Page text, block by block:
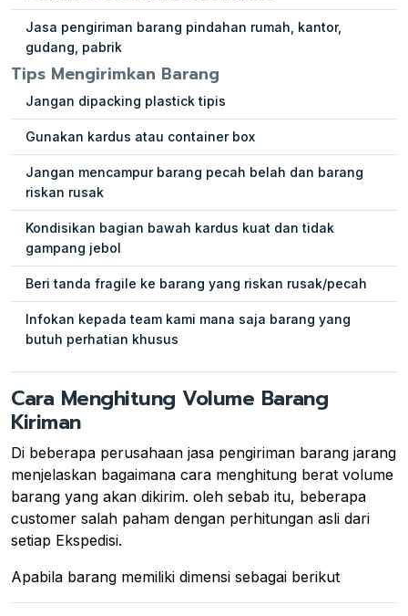
Jasa pengiriman barang pindahan rumah, kantor,
gudang, pabrik
Tips Mengirimkan Barang
Jangan dipacking plastick tipis
Gunakan kardus atau container box
Jangan mencampur barang pecah belah dan barang
riskan rusak
Kondisikan bagian bawah kardus kuat dan tidak
gampang jebol
Beri tanda fragile ke barang yang riskan rusak/pecah
Infokan kepada team kami mana saja barang yang
butuh perhatian khusus
Cara Menghitung Volume Barang
Kiriman
Di beberapa perusahaan jasa pengiriman barang jarang
menjelaskan bagaimana cara menghitung berat volume
barang yang akan dikirim. oleh sebab itu, beberapa
customer salah paham dengan perhitungan asli dari
setiap Ekspedisi.
Apabila barang memiliki dimensi sebagai berikut